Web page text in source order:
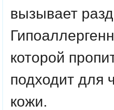
вызывает
которой
подходит для
кожи.